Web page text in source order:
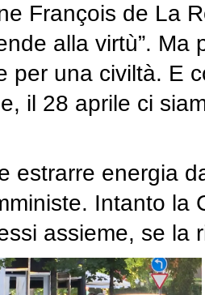
François de La
alla virtù”. Ma
per una civiltà. E
il 28 aprile ci
estrarre energia
Intanto la
assieme, se la